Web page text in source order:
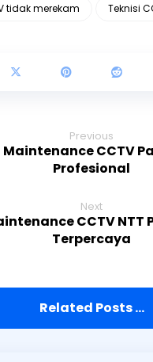
tidak merekam Teknisi
Previous
CCTV
Profesional
Next
CCTV NTT
Terpercaya
Related Posts ...